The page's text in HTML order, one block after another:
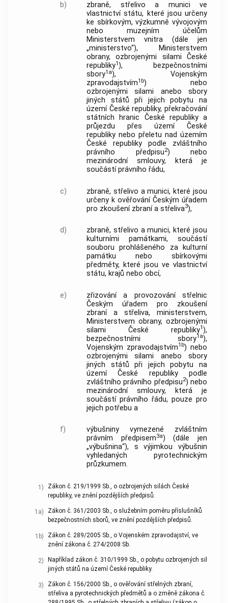
b)
zbraně, střelivo a munici ve
vlastnictví státu, které jsou určeny
ke sbírkovým, výzkumně vývojovým
nebo muzejním účelům
Ministerstvem vnitra (dále jen
„ministerstvo“), Ministerstvem
obrany, ozbrojenými silami České
republiky1), bezpečnostními
sbory1a), Vojenským
zpravodajstvím1b) nebo
ozbrojenými silami anebo sbory
jiných států při jejich pobytu na
území České republiky, překračování
státních hranic České republiky a
průjezdu přes území České
republiky nebo přeletu nad územím
České republiky podle zvláštního
právního předpisu2) nebo
mezinárodní smlouvy, která je
součástí právního řádu,
c)
zbraně, střelivo a munici, které jsou
určeny k ověřování Českým úřadem
pro zkoušení zbraní a střeliva3),
d)
zbraně, střelivo a munici, které jsou
kulturními památkami, součástí
souboru prohlášeného za kulturní
památku nebo sbírkovými
předměty, které jsou ve vlastnictví
státu, krajů nebo obcí,
e)
zřizování a provozování střelnic
Českým úřadem pro zkoušení
zbraní a střeliva, ministerstvem,
Ministerstvem obrany, ozbrojenými
silami České republiky1),
bezpečnostními sbory1a),
Vojenským zpravodajstvím1b) nebo
ozbrojenými silami anebo sbory
jiných států při jejich pobytu na
území České republiky podle
zvláštního právního předpisu2) nebo
mezinárodní smlouvy, která je
součástí právního řádu, pouze pro
jejich potřebu a
f)
výbušniny vymezené zvláštním
právním předpisem3a) (dále jen
„výbušnina“), s výjimkou výbušnin
vyhledaných pyrotechnickým
průzkumem.
1)
Zákon č. 219/1999 Sb., o ozbrojených silách České
republiky, ve znění pozdějších předpisů.
1a)
Zákon č. 361/2003 Sb., o služebním poměru příslušníků
bezpečnostních sborů, ve znění pozdějších předpisů.
1b)
Zákon č. 289/2005 Sb., o Vojenském zpravodajství, ve
znění zákona č. 274/2008 Sb.
2)
Například zákon č. 310/1999 Sb., o pobytu ozbrojených sil
jiných států na území České republiky.
3)
Zákon č. 156/2000 Sb., o ověřování střelných zbraní,
střeliva a pyrotechnických předmětů a o změně zákona č.